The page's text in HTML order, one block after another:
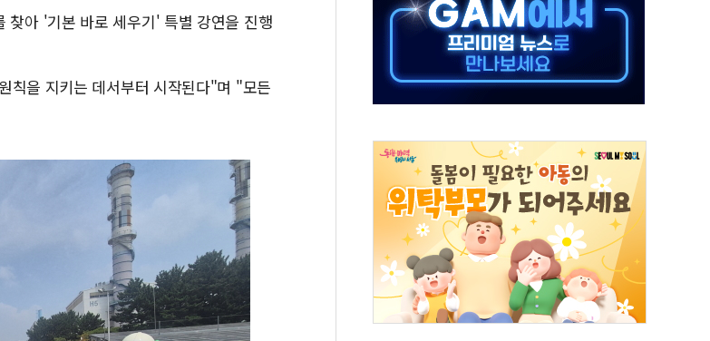
찾아 '기본 바로 세우기' 특별 강연을 진행
칙을 지키는 데서부터 시작된다"며 "모든